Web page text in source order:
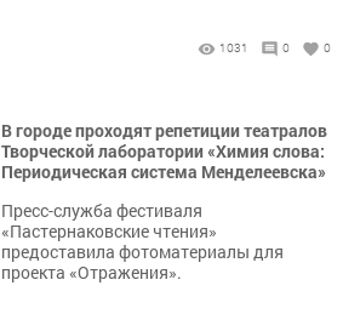
1031 0 0
В городе проходят репетиции театралов
Творческой лаборатории «Химия слова:
Периодическая система Менделеевска»
Пресс-служба фестиваля
«Пастернаковские чтения»
предоставила фотоматериалы для
проекта «Отражения».